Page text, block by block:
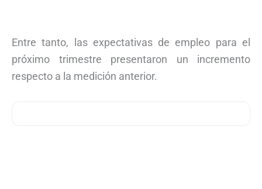
Entre tanto, las expectativas de empleo para el
próximo trimestre presentaron un incremento
respecto a la medición anterior.